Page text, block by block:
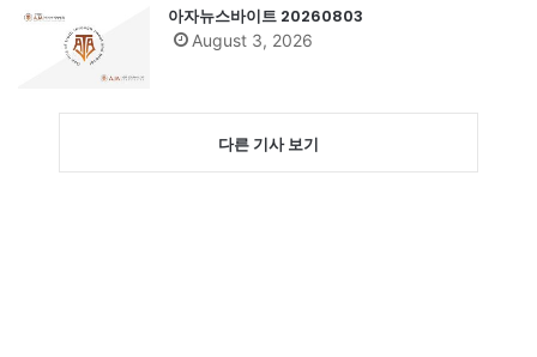
아자뉴스바이트 20260803
August 3, 2026
다른 기사 보기